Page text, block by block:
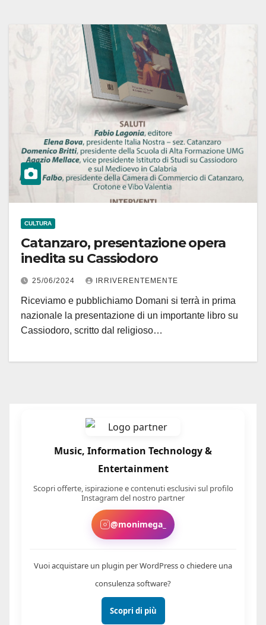
CULTURA
Catanzaro, presentazione opera
inedita su Cassiodoro
25/06/2024 IRRIVERENTEMENTE
Riceviamo e pubblichiamo Domani si terrà in prima
nazionale la presentazione di un importante libro su
Cassiodoro, scritto dal religioso…
Music, Information Technology &
Entertainment
Scopri offerte, ispirazione e contenuti esclusivi sul profilo
Instagram del nostro partner
@monimega_
Vuoi acquistare un plugin per WordPress o chiedere una
consulenza software?
Scopri di più